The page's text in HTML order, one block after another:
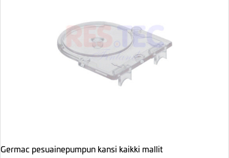
Germac pesuainepumpun kansi kaikki mallit